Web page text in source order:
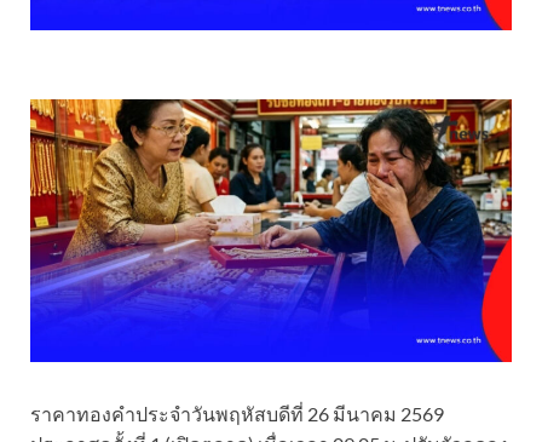
ราคาทองคําประจำวันพฤหัสบดีที่ 26 มีนาคม 2569